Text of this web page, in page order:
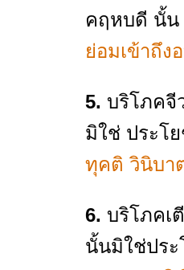
คฤหบดี นั้น
ย่อมเข้าถึง
5. บริโภคจี
มิใช่ ประโ
ทุคติ วินิบา
6. บริโภคเ
นั้นมิใช่ปร